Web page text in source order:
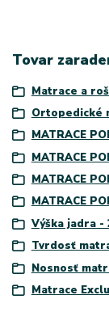
Tovar
Matrace a
Ortopedické
MATRACE
MATRACE
MATRACE
MATRACE
Výška jadra -
Tvrdosť
Nosnosť
Matrace